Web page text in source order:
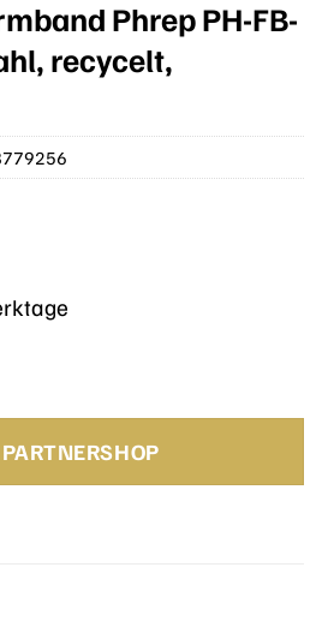
Phrep PH-FB-
recycelt,